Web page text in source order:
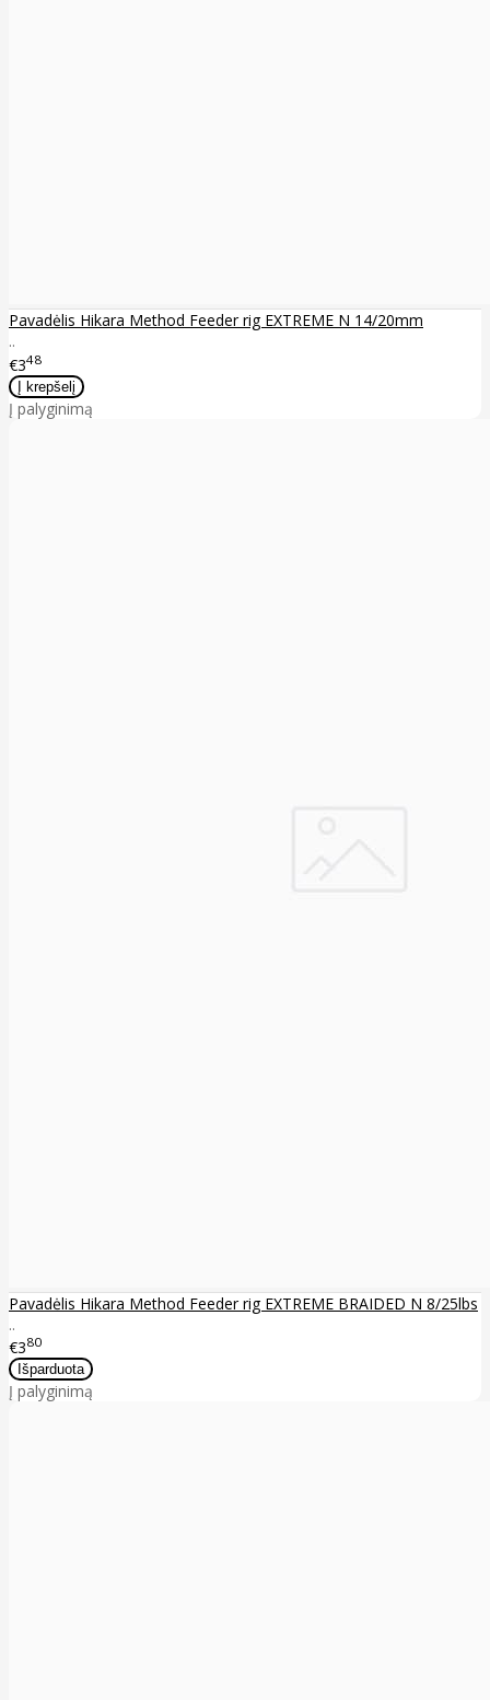
Pavadėlis Hikara Method Feeder rig EXTREME N 14/20mm
..
€348
Į palyginimą
Pavadėlis Hikara Method Feeder rig EXTREME BRAIDED N 8/25lbs
..
€380
Į palyginimą